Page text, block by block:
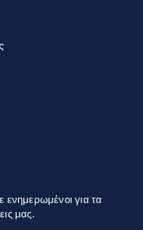
ενημερωμένοι για τα
μας.